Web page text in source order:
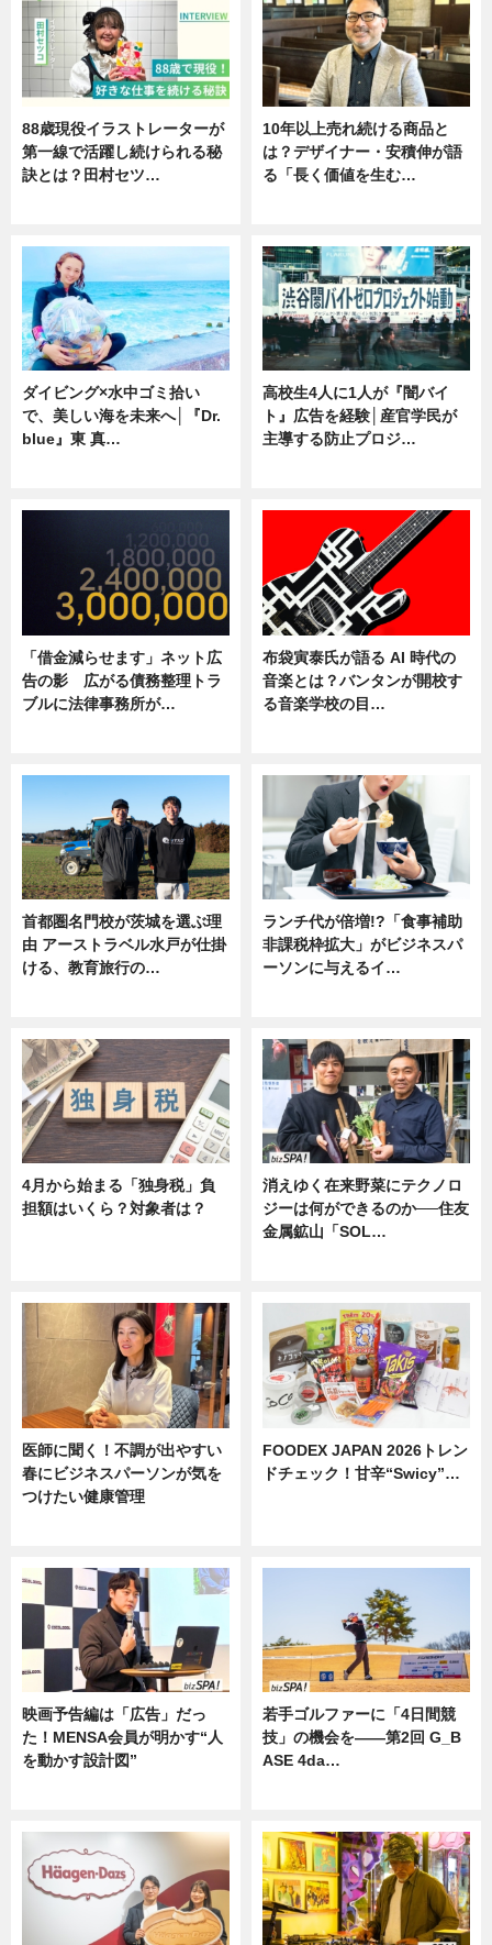
88歳現役イラストレーターが
第一線で活躍し続けられる秘
訣とは？田村セツ…
10年以上売れ続ける商品と
は？デザイナー・安積伸が語
る「長く価値を生む…
ダイビング×水中ゴミ拾い
で、美しい海を未来へ│『Dr.
blue』東 真…
高校生4人に1人が『闇バイ
ト』広告を経験│産官学民が
主導する防止プロジ…
「借金減らせます」ネット広
告の影 広がる債務整理トラ
ブルに法律事務所が…
布袋寅泰氏が語る AI 時代の
音楽とは？バンタンが開校す
る音楽学校の目…
首都圏名門校が茨城を選ぶ理
由 アーストラベル水戸が仕掛
ける、教育旅行の…
ランチ代が倍増!?「食事補助
非課税枠拡大」がビジネスパ
ーソンに与えるイ…
4月から始まる「独身税」負
担額はいくら？対象者は？
消えゆく在来野菜にテクノロ
ジーは何ができるのか──住友
金属鉱山「SOL…
医師に聞く！不調が出やすい
春にビジネスパーソンが気を
つけたい健康管理
FOODEX JAPAN 2026トレン
ドチェック！甘辛“Swicy”…
映画予告編は「広告」だっ
た！MENSA会員が明かす“人
を動かす設計図”
若手ゴルファーに「4日間競
技」の機会を——第2回 G_B
ASE 4da…